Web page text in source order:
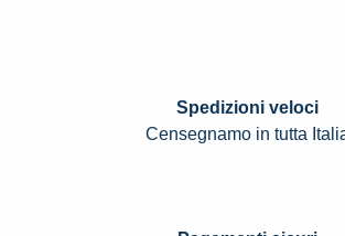
Spedizioni veloci
Censegnamo in tutta